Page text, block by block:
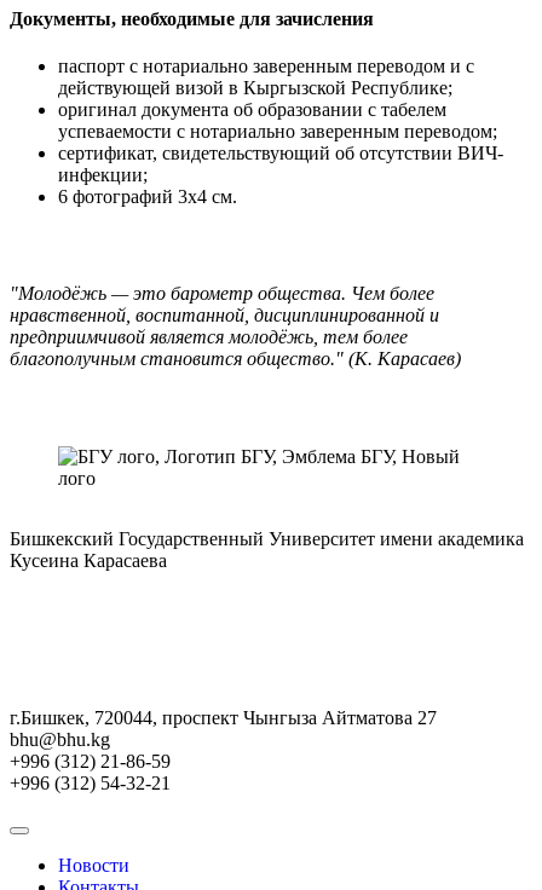
Документы, необходимые для зачисления
паспорт с нотариально заверенным переводом и с
действующей визой в Кыргызской Республике;
оригинал документа об образовании с табелем
успеваемости с нотариально заверенным переводом;
сертификат, свидетельствующий об отсутствии ВИЧ-
инфекции;
6 фотографий 3х4 см.
"Молодёжь — это барометр общества. Чем более
нравственной, воспитанной, дисциплинированной и
предприимчивой является молодёжь, тем более
благополучным становится общество." (К. Карасаев)
Бишкекский Государственный Университет имени академика
Кусеина Карасаева
г.Бишкек, 720044, проспект Чынгыза Айтматова 27
bhu@bhu.kg
+996 (312) 21-86-59
+996 (312) 54-32-21
Новости